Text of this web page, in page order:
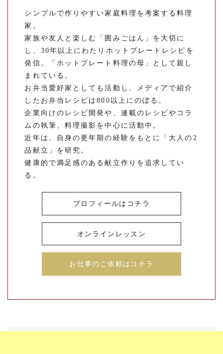
シンプルで作りやすい家庭料理を考案する料理
家。
家族や友人と楽しむ「囲みごはん」を大切に
し、30年以上にわたりホットプレートレシピを
発信。「ホットプレート料理の母」として親し
まれている。
お弁当愛好家としても活動し、メディアで紹介
したお弁当レシピは800以上にのぼる。
企業向けのレシピ開発や、連載のレシピやコラ
ムの執筆、料理撮影を中心に活動中。
近年は、自身の更年期の経験をもとに「大人の2
品献立」を研究。
健康的で満足感のある献立作りを追求してい
る。
プロフィールはコチラ
オンラインレッスン
お仕事のご依頼はコチラ